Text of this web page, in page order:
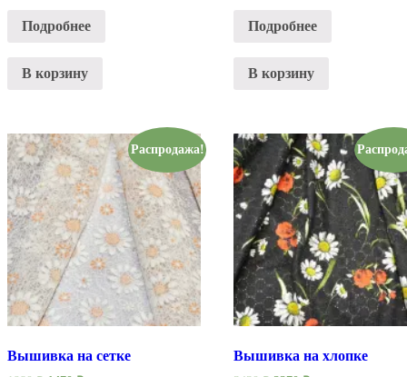
Подробнее
В корзину
Подробнее
В корзину
Распродажа!
Вышивка на сетке Вышивка на хлопке